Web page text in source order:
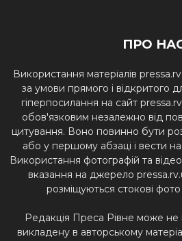
ПРО
Використання матеріалів
за умови прямого і відкритого
гіперпосилання на сайт
обов'язковим незалежно від
цитування. Воно повинно бути
або у першому абзаці і вести
Використання фотографій та
вказання на джерело
розміщуються стокові
Редакція Преса Рівне може не
викладену в авторському